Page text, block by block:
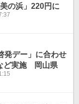
の浜」220円に
発デー」に合わせ
ど実施 岡山県